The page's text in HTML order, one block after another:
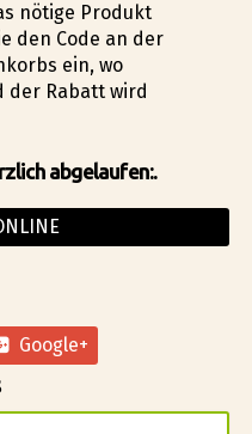
nötige Produkt
den Code an der
ein, wo
der Rabatt wird
abgelaufen:.
Google+